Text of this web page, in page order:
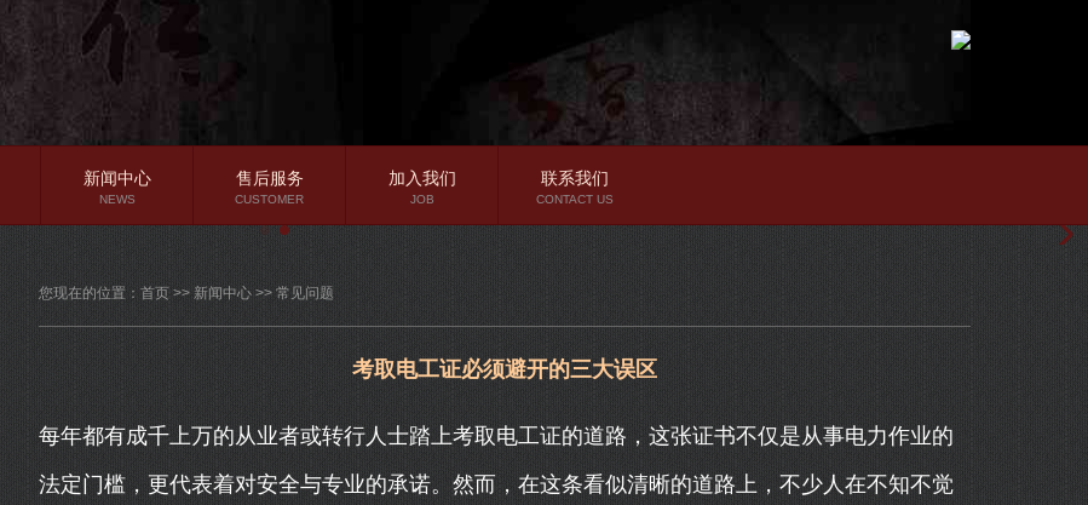
行业资讯
常见问题
新闻中心
NEWS
售后服务
CUSTOMER
加入我们
JOB
联系我们
CONTACT US
您现在的位置： 首页 >> 新闻中心 >> 常见问题
考取电工证必须避开的三大误区
每年都有成千上万的从业者或转行人士踏上考取电工证的道路，这张证书不仅是从事电力作业的
法定门槛，更代表着对安全与专业的承诺。然而，在这条看似清晰的道路上，不少人在不知不觉